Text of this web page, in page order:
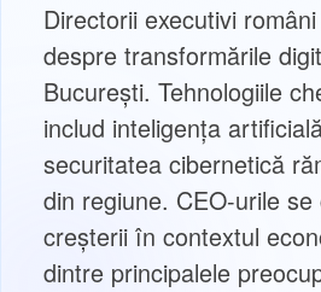
Directorii executivi
despre transformările
București. Tehnologiile
includ inteligența
securitatea cibernetică
din regiune. CEO-urile
creșterii în contextul
dintre principalele